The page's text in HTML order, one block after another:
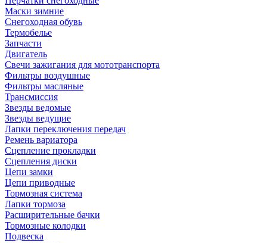
Маски зимние
Снегоходная обувь
Термобелье
Запчасти
Двигатель
Свечи зажигания для мототранспорта
Фильтры воздушные
Фильтры масляные
Трансмиссия
Звезды ведомые
Звезды ведущие
Лапки переключения передач
Ремень вариатора
Сцепление прокладки
Сцепления диски
Цепи замки
Цепи приводные
Тормозная система
Лапки тормоза
Расширительные бачки
Тормозные колодки
Подвеска